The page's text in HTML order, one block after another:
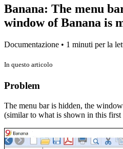
Banana: The menu
window of Banana is
Documentazione • 1 minuti per la
In questo articolo
Problem
The menu bar is hidden, the
(similar to what is shown in this first